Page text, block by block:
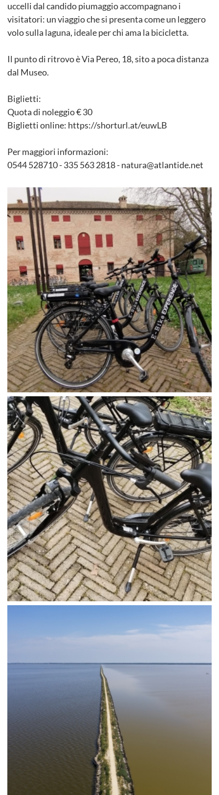
uccelli dal candido piumaggio accompagnano i
visitatori: un viaggio che si presenta come un leggero
volo sulla laguna, ideale per chi ama la bicicletta.
Il punto di ritrovo è Via Pereo, 18, sito a poca distanza
dal Museo.
Biglietti:
Quota di noleggio € 30
Biglietti online: https://shorturl.at/euwLB
Per maggiori informazioni:
0544 528710 - 335 563 2818 - natura@atlantide.net